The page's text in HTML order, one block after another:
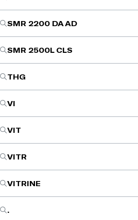
SMR 2200 DA AD
SMR 2500L CLS
THG
VI
VIT
VITR
VITRINE
.